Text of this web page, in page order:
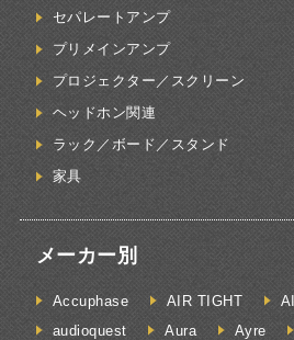
セパレートアンプ
プリメインアンプ
プロジェクター／スクリーン
ヘッドホン関連
ラック／ボード／スタンド
家具
メーカー別
Accuphase AIR TIGHT
audioquest
Aura Ayre